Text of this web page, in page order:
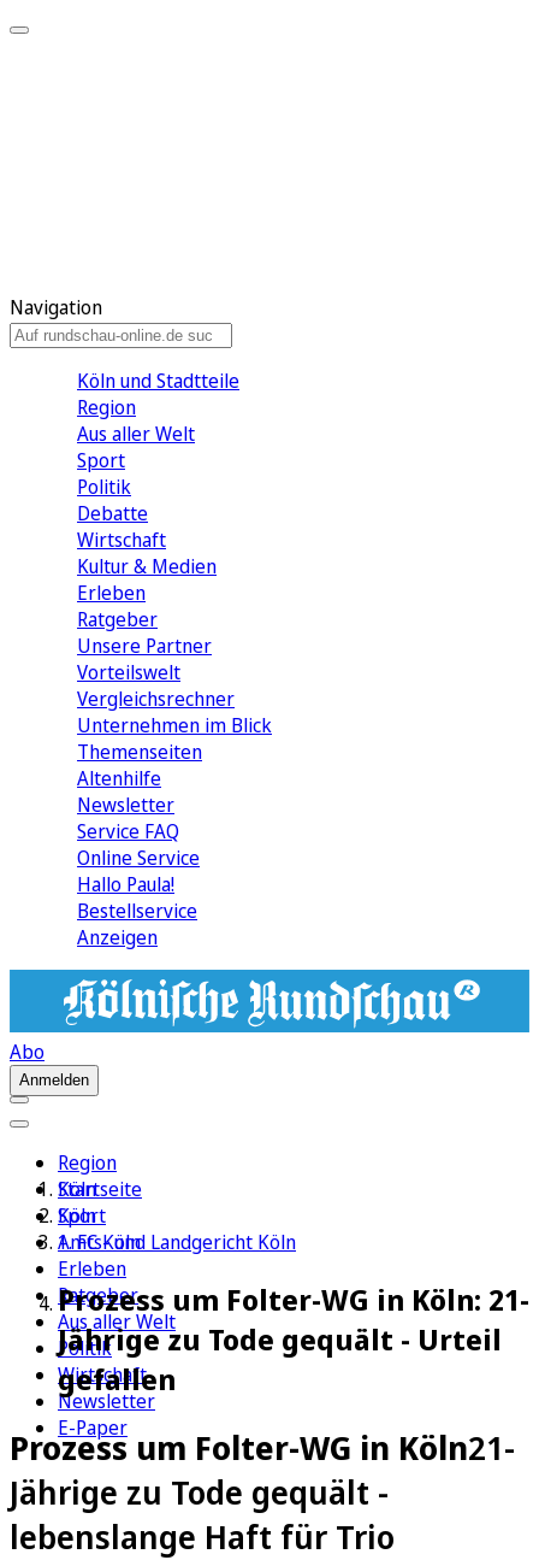
Navigation
Köln und Stadtteile
Region
Aus aller Welt
Sport
Politik
Debatte
Wirtschaft
Kultur & Medien
Erleben
Ratgeber
Unsere Partner
Vorteilswelt
Vergleichsrechner
Unternehmen im Blick
Themenseiten
Altenhilfe
Newsletter
Service FAQ
Online Service
Hallo Paula!
Bestellservice
Anzeigen
Abo
Anmelden
Region
Köln
Sport
1. FC Köln
Erleben
Ratgeber
Aus aller Welt
Politik
Wirtschaft
Newsletter
E-Paper
Startseite
Köln
Amts- und Landgericht Köln
Prozess um Folter-WG in Köln: 21-
Jährige zu Tode gequält - Urteil
gefallen
Prozess um Folter-WG in Köln21-
Jährige zu Tode gequält -
lebenslange Haft für Trio